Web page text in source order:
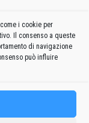
i cookie per
Il consenso a queste
di navigazione
può influire
Frecce Tricolori.